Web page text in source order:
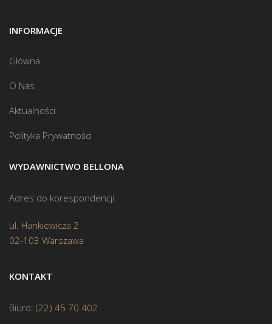
INFORMACJE
Główna
O Nas
Aktualności
Polityka Prywatności
WYDAWNICTWO BELLONA
Adres do korespondencji
ul. Hankiewicza 2
02-103 Warszawa
KONTAKT
Biuro: (22) 45 70 402